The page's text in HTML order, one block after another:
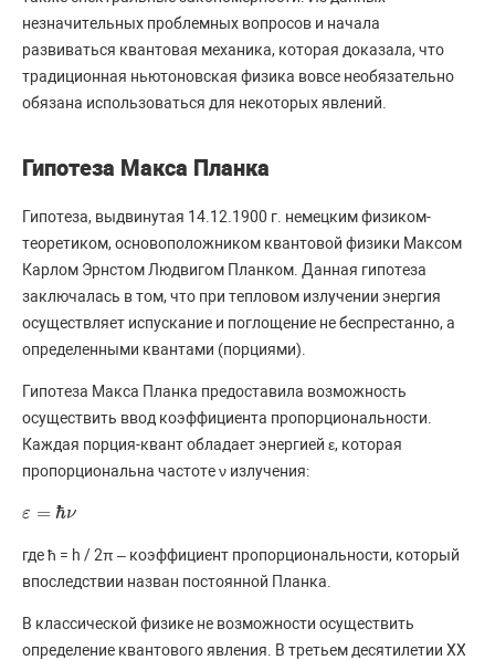
незначительных проблемных вопросов и начала
развиваться квантовая механика, которая доказала, что
традиционная ньютоновская физика вовсе необязательно
обязана использоваться для некоторых явлений.
Гипотеза Макса Планка
Гипотеза, выдвинутая 14.12.1900 г. немецким физиком-
теоретиком, основоположником квантовой физики Максом
Карлом Эрнстом Людвигом Планком. Данная гипотеза
заключалась в том, что при тепловом излучении энергия
осуществляет испускание и поглощение не беспрестанно, а
определенными квантами (порциями).
Гипотеза Макса Планка предоставила возможность
осуществить ввод коэффициента пропорциональности.
Каждая порция-квант обладает энергией ε, которая
пропорциональна частоте ν излучения:
ε = ℏν
ε= ℏν
где ħ = h / 2π – коэффициент пропорциональности, который
впоследствии назван постоянной Планка.
В классической физике не возможности осуществить
определение квантового явления. В третьем десятилетии XX